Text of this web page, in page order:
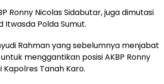
Ronny Nicolas Sidabutar, juga dimutasi
Itwasda Polda Sumut.
Rahman yang sebelumnya menjabat
menggantikan posisi AKBP Ronny
Tanah Karo.